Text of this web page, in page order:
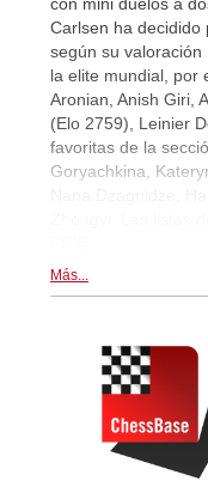
Carlsen ha decidido
según su valoración
la elite mundial, por
Aronian, Anish Giri,
(Elo 2759), Leinier
favoritas de la
Goryachkina,
Más...